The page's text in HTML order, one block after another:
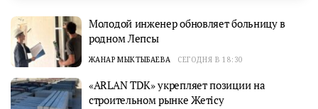
Молодой инженер обновляет больницу в
родном Лепсы
ЖАНАР МЫКТЫБАЕВА СЕГОДНЯ В 18:30
«ARLAN TDK» укрепляет позиции на
строительном рынке Жетісу